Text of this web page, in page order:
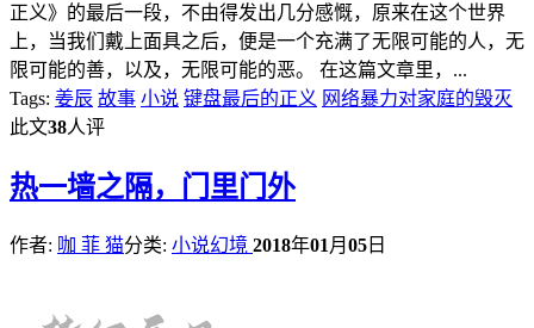
正义》的最后一段，不由得发出几分感慨，原来在这个世界
上，当我们戴上面具之后，便是一个充满了无限可能的人，无
限可能的善，以及，无限可能的恶。 在这篇文章里，...
Tags: 姜辰 故事 小说 键盘最后的正义 网络暴力对家庭的毁灭
此文38人评
热一墙之隔，门里门外
作者: 咖 菲 猫分类: 小说幻境 2018年01 月 05 日